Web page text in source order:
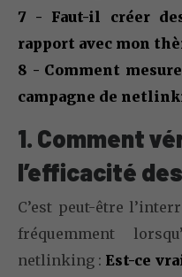
7 - Faut-il créer
rapport avec mon
8 - Comment
campagne de
1. Comment
l’efficacité
C’est peut-être
fréquemment
netlinking : Est-ce